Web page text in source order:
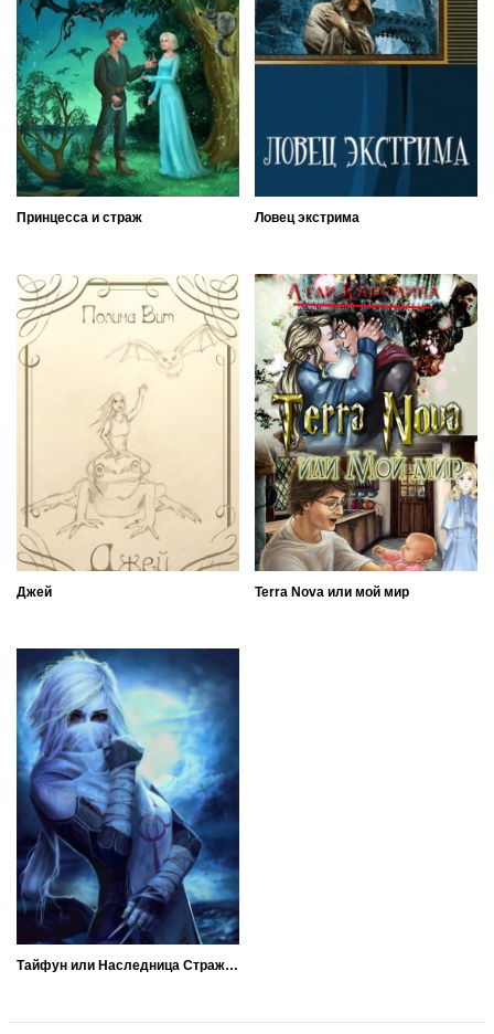
Принцесса и страж Ловец экстрима
Джей Terra Nova или мой мир
Тайфун или Наследница Стража Врат